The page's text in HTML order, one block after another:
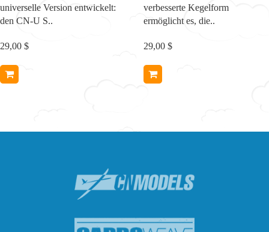
universelle Version entwickelt:
den CN-U S..
29,00 $
verbesserte Kegelform
ermöglicht es, die..
29,00 $